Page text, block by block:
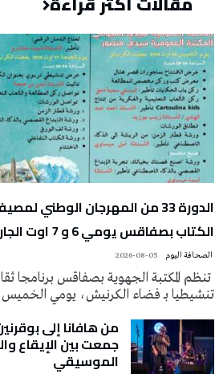
الدورة 33 من المهرجان الوطني
الكتاب بصفاقس يومي 6 و 7 اوت الجاري
2026-08-05
تنظم المكتبة الجهوية بصفاقس برنامجا
تنشيطيا بـ فضاء الكرنيش، يومي الخميس 06 …
من هافانا إلى
جمعت بين الإيقاع
الموسيقي